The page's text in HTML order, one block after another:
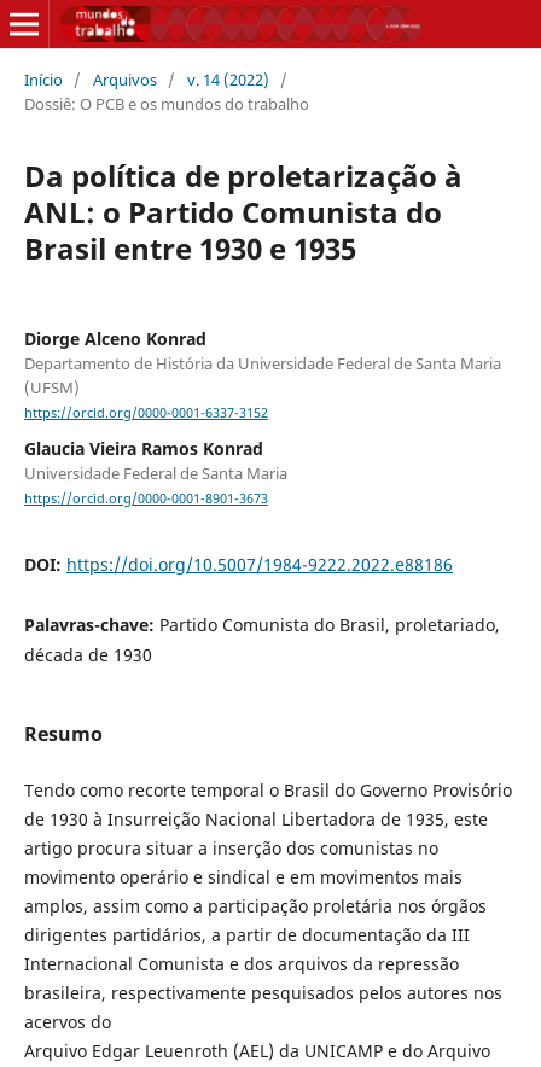
Início / Arquivos / v. 14 (2022)
/
Dossiê: O PCB e os mundos do trabalho
Da política de proletarização à
ANL: o Partido Comunista do
Brasil entre 1930 e 1935
Diorge Alceno Konrad
Departamento de História da Universidade Federal de Santa Maria
(UFSM)
https://orcid.org/0000-0001-6337-3152
Glaucia Vieira Ramos Konrad
Universidade Federal de Santa Maria
https://orcid.org/0000-0001-8901-3673
DOI: https://doi.org/10.5007/1984-9222.2022.e88186
Palavras-chave: Partido Comunista do Brasil, proletariado,
década de 1930
Resumo
Tendo como recorte temporal o Brasil do Governo Provisório
de 1930 à Insurreição Nacional Libertadora de 1935, este
artigo procura situar a inserção dos comunistas no
movimento operário e sindical e em movimentos mais
amplos, assim como a participação proletária nos órgãos
dirigentes partidários, a partir de documentação da III
Internacional Comunista e dos arquivos da repressão
brasileira, respectivamente pesquisados pelos autores nos
acervos do
Arquivo Edgar Leuenroth (AEL) da UNICAMP e do Arquivo